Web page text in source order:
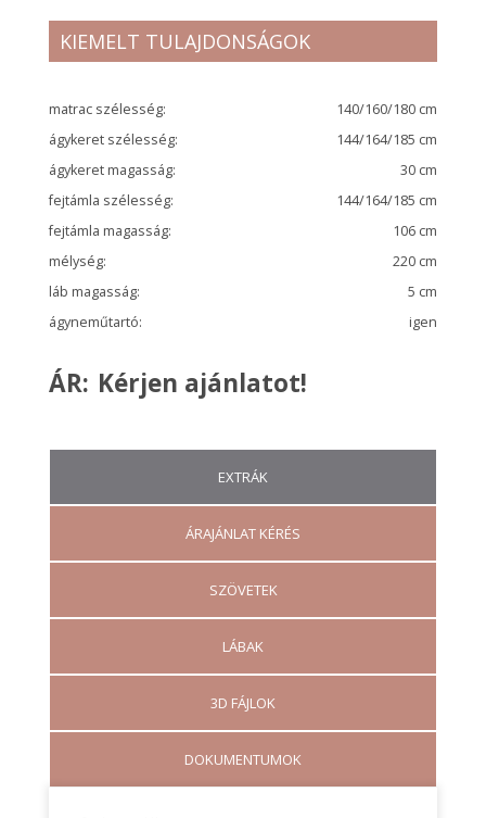
KIEMELT TULAJDONSÁGOK
matrac szélesség:
140/160/180 cm
ágykeret szélesség:
144/164/185 cm
ágykeret magasság:
30 cm
fejtámla szélesség:
144/164/185 cm
fejtámla magasság:
106 cm
mélység:
220 cm
láb magasság:
5 cm
ágyneműtartó:
igen
ÁR: Kérjen ajánlatot!
EXTRÁK
ÁRAJÁNLAT KÉRÉS
SZÖVETEK
LÁBAK
3D FÁJLOK
DOKUMENTUMOK